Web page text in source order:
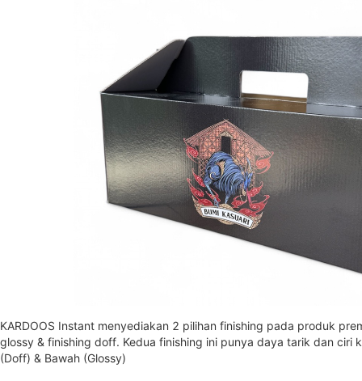
KARDOOS Instant menyediakan 2 pilihan finishing pada produk
glossy & finishing doff. Kedua finishing ini punya daya tarik dan ciri
(Doff) & Bawah (Glossy)